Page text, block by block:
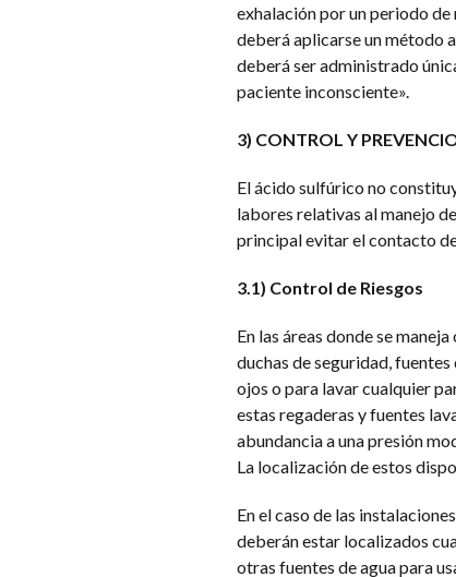
exhalación por un periodo de
deberá aplicarse un método
deberá ser administrado
paciente inconsciente».
3) CONTROL Y
El ácido sulfúrico no
labores relativas al manejo
principal evitar el contacto
3.1) Control de Riesgos
En las áreas donde se
duchas de seguridad,
ojos o para lavar cualquier
estas regaderas y fuentes
abundancia a una presión
La localización de estos
En el caso de las
deberán estar localizados
otras fuentes de agua para